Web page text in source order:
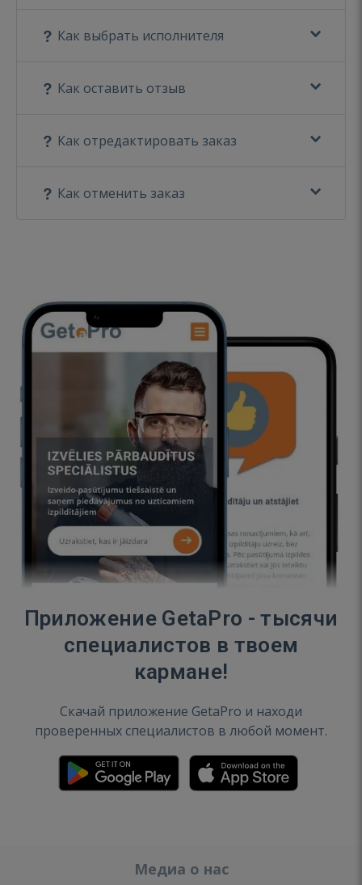
Как выбрать исполнителя
Как оставить отзыв
Как отредактировать заказ
Как отменить заказ
Приложение GetaPro - тысячи
специалистов в твоем
кармане!
Скачай приложение GetaPro и находи
проверенных специалистов в любой момент.
Медиа о нас